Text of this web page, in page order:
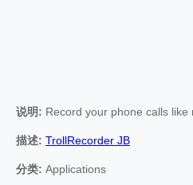
说明: Record your phone calls like
描述: TrollRecorder JB
分类: Applications